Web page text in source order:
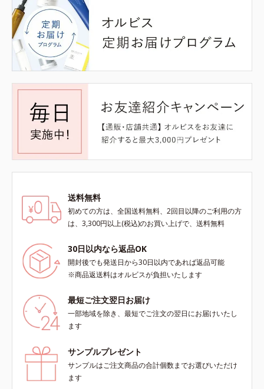
送料無料
初めての方は、全国送料無料、2回目以降のご利用の方
は、3,300円以上(税込)のお買い上げで、送料無料
30日以内なら返品OK
開封後でも発送日から30日以内であれば返品可能
※商品返送料はオルビスが負担いたします
最短ご注文翌日お届け
一部地域を除き、最短でご注文の翌日にお届けいたし
ます
サンプルプレゼント
サンプルはご注文商品の合計個数までお選びいただけ
ます